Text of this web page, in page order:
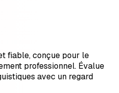
fiable, conçue pour le
professionnel. Évalue
avec un regard